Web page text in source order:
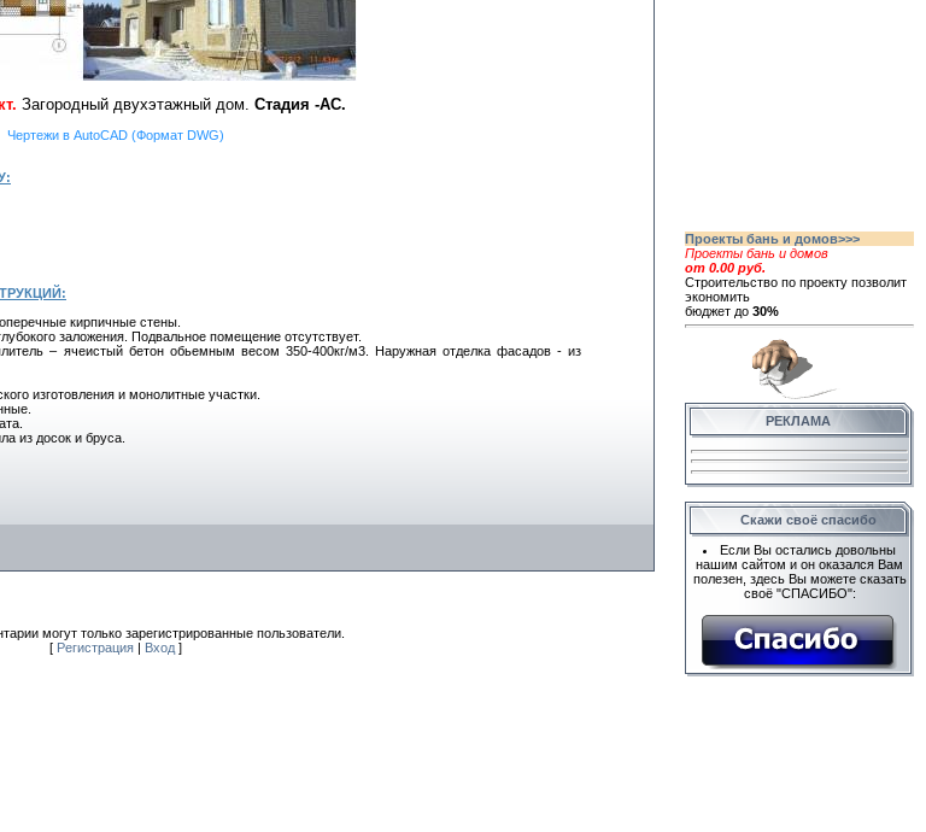
Загородный двухэтажный дом. Стадия -АС.
Чертежи в AutoCAD (Формат DWG)
кирпичные стены.
заложения. Подвальное помещение отсутствует.
– ячеистый бетон обьемным весом 350-400кг/м3. Наружная отделка фасадов - из
изготовления и монолитные участки.
из досок и бруса.
могут только зарегистрированные пользователи.
[ Регистрация | Вход ]
Проекты бань и домов>>>
Проекты бань и домов
от 0.00 руб.
Строительство по проекту позволит
экономить
бюджет до 30%
РЕКЛАМА
Скажи своё спасибо
Если Вы остались довольны
нашим сайтом и он оказался Вам
полезен, здесь Вы можете сказать
своё "СПАСИБО":